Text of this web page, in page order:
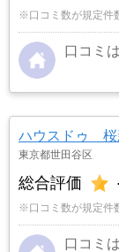
※口コミ数が規定件
口コミ
ハウスドゥ 桜
東京都世田谷区
総合評価
※口コミ数が規定件
口コミ